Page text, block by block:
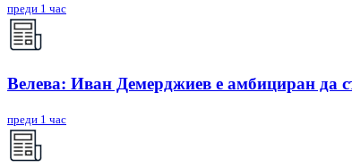
преди 1 час
Велева: Иван Демерджиев е амбициран да
преди 1 час